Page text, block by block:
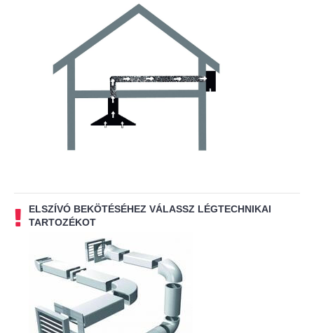
ELSZÍVÓ BEKÖTÉSÉHEZ VÁLASSZ LÉGTECHNIKAI
TARTOZÉKOT